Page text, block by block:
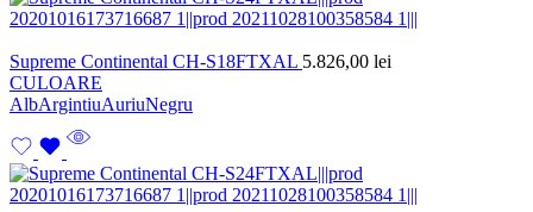
Supreme Continental CH-S18FTXAL 5.826,00 lei
CULOARE
AlbArgintiuAuriuNegru